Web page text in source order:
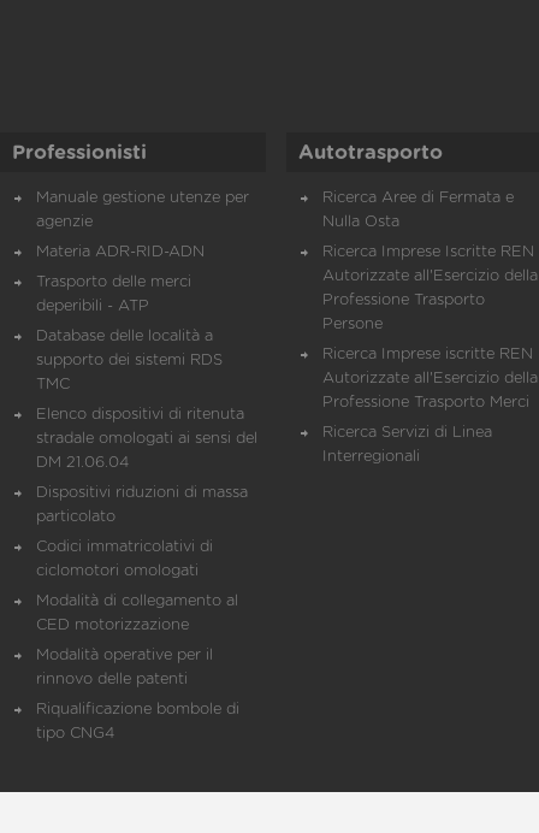
Professionisti
Manuale gestione utenze per
agenzie
Materia ADR-RID-ADN
Trasporto delle merci
deperibili - ATP
Database delle località a
supporto dei sistemi RDS
TMC
Elenco dispositivi di ritenuta
stradale omologati ai sensi del
DM 21.06.04
Dispositivi riduzioni di massa
particolato
Codici immatricolativi di
ciclomotori omologati
Modalità di collegamento al
CED motorizzazione
Modalità operative per il
rinnovo delle patenti
Riqualificazione bombole di
tipo CNG4
Autotrasporto
Ricerca Aree di Fermata e
Nulla Osta
Ricerca Imprese Iscritte REN
Autorizzate all'Esercizio della
Professione Trasporto
Persone
Ricerca Imprese iscritte REN
Autorizzate all'Esercizio della
Professione Trasporto Merci
Ricerca Servizi di Linea
Interregionali